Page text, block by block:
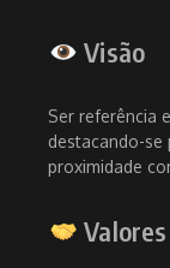
Visão
Ser referência
destacando-se
proximidade
Valores